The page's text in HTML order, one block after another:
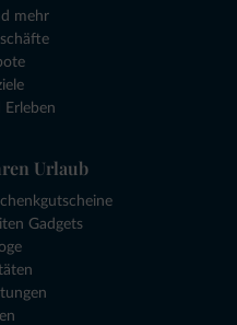
mehr
Erleben
Urlaub
Gadgets